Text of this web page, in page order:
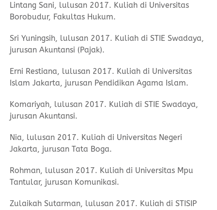
Lintang Sani, lulusan 2017. Kuliah di Universitas
Borobudur, Fakultas Hukum.
Sri Yuningsih, lulusan 2017. Kuliah di STIE Swadaya,
jurusan Akuntansi (Pajak).
Erni Restiana, lulusan 2017. Kuliah di Universitas
Islam Jakarta, jurusan Pendidikan Agama Islam.
Komariyah, lulusan 2017. Kuliah di STIE Swadaya,
jurusan Akuntansi.
Nia, lulusan 2017. Kuliah di Universitas Negeri
Jakarta, jurusan Tata Boga.
Rohman, lulusan 2017. Kuliah di Universitas Mpu
Tantular, jurusan Komunikasi.
Zulaikah Sutarman, lulusan 2017. Kuliah di STISIP